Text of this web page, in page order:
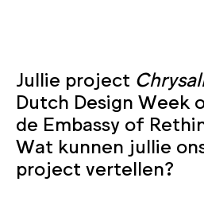
Jullie project
Dutch Design Week
de Embassy of
Wat kunnen jullie
project vertellen?